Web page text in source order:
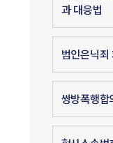
과 대응법
범인은닉죄
쌍방폭행합